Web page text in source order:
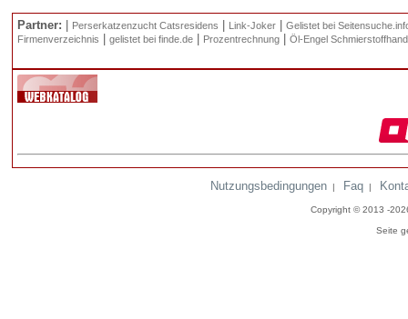
Partner: Perserkatzenzucht Catsresidens Link-Joker
Gelistet bei
Firmenverzeichnis
gelistet bei finde.de Prozentrechnung Öl-Engel
Nutzungsbedingungen | Faq |
Copyright © 2013 -
Seite